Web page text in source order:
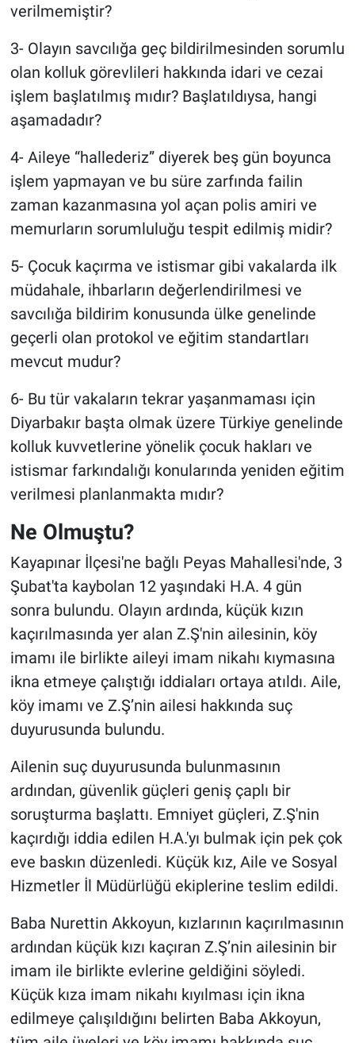
verilmemiştir?
3- Olayın savcılığa geç bildirilmesinden sorumlu
olan kolluk görevlileri hakkında idari ve cezai
işlem başlatılmış mıdır? Başlatıldıysa, hangi
aşamadadır?
4- Aileye “hallederiz” diyerek beş gün boyunca
işlem yapmayan ve bu süre zarfında failin
zaman kazanmasına yol açan polis amiri ve
memurların sorumluluğu tespit edilmiş midir?
5- Çocuk kaçırma ve istismar gibi vakalarda ilk
müdahale, ihbarların değerlendirilmesi ve
savcılığa bildirim konusunda ülke genelinde
geçerli olan protokol ve eğitim standartları
mevcut mudur?
6- Bu tür vakaların tekrar yaşanmaması için
Diyarbakır başta olmak üzere Türkiye genelinde
kolluk kuvvetlerine yönelik çocuk hakları ve
istismar farkındalığı konularında yeniden eğitim
verilmesi planlanmakta mıdır?
Ne Olmuştu?
Kayapınar İlçesi'ne bağlı Peyas Mahallesi'nde, 3
Şubat'ta kaybolan 12 yaşındaki H.A. 4 gün
sonra bulundu. Olayın ardında, küçük kızın
kaçırılmasında yer alan Z.Ş'nin ailesinin, köy
imamı ile birlikte aileyi imam nikahı kıymasına
ikna etmeye çalıştığı iddiaları ortaya atıldı. Aile,
köy imamı ve Z.Ş’nin ailesi hakkında suç
duyurusunda bulundu.
Ailenin suç duyurusunda bulunmasının
ardından, güvenlik güçleri geniş çaplı bir
soruşturma başlattı. Emniyet güçleri, Z.Ş'nin
kaçırdığı iddia edilen H.A.'yı bulmak için pek çok
eve baskın düzenledi. Küçük kız, Aile ve Sosyal
Hizmetler İl Müdürlüğü ekiplerine teslim edildi.
Baba Nurettin Akkoyun, kızlarının kaçırılmasının
ardından küçük kızı kaçıran Z.Ş’nin ailesinin bir
imam ile birlikte evlerine geldiğini söyledi.
Küçük kıza imam nikahı kıyılması için ikna
edilmeye çalışıldığını belirten Baba Akkoyun,